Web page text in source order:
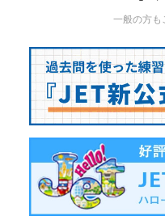
一般の方も